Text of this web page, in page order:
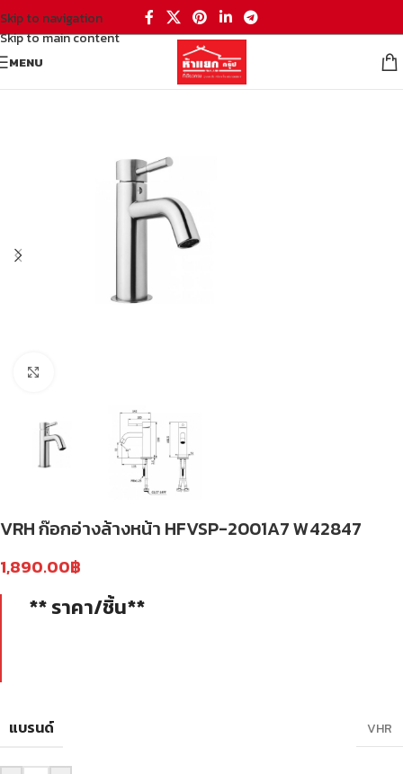
Skip to navigation
Skip to main content
MENU
ก๊อกน้ำ
VRH ก๊อกอ่างล้างหน้า HFVSP-2001A7 W42847
1,890.00฿
** ราคา/ชิ้น**
แบรนด์ VHR